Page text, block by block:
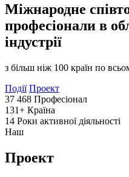
Міжнародне
професіонали в
індустрії
з більш ніж 100 країн по
Події Проект
37 468 Професіонал
131+ Країна
14 Роки активної діяльності
Наш
Проект